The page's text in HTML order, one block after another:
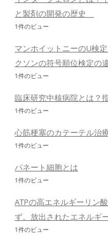
と製剤の開発の歴史
1件のビュー
マンホイットニーのU検
クソンの符号順位検定の
1件のビュー
臨床研究中核病院とは？
1件のビュー
心筋梗塞のカテーテル治
1件のビュー
パネート細胞とは
1件のビュー
ATPの高エネルギーリン
ず。放出されたエネルギ
1件のビュー